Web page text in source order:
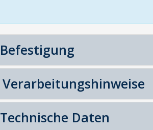
Befestigung
Verarbeitungshinweise
Technische Daten